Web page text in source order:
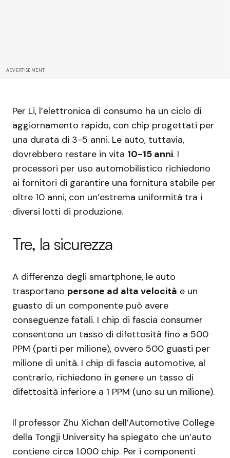
ADVERTISEMENT
Per Li, l’elettronica di consumo ha un ciclo di
aggiornamento rapido, con chip progettati per
una durata di 3-5 anni. Le auto, tuttavia,
dovrebbero restare in vita 10-15 anni. I
processori per uso automobilistico richiedono
ai fornitori di garantire una fornitura stabile per
oltre 10 anni, con un’estrema uniformità tra i
diversi lotti di produzione.
Tre, la sicurezza
A differenza degli smartphone, le auto
trasportano persone ad alta velocità e un
guasto di un componente può avere
conseguenze fatali. I chip di fascia consumer
consentono un tasso di difettosità fino a 500
PPM (parti per milione), ovvero 500 guasti per
milione di unità. I chip di fascia automotive, al
contrario, richiedono in genere un tasso di
difettosità inferiore a 1 PPM (uno su un milione).
Il professor Zhu Xichan dell’Automotive College
della Tongji University ha spiegato che un’auto
contiene circa 1.000 chip. Per i componenti